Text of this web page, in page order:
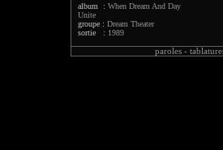
album : When Dream And Day
Unite
groupe : Dream Theater
sortie : 1989
paroles -